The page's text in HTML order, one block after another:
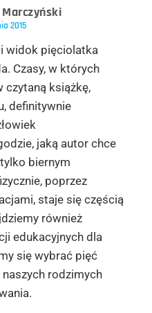
2015
widok pięciolatka
Czasy, w których
czytaną książkę,
definitywnie
jaką autor chce
biernym
poprzez
staje się częścią
również
edukacyjnych dla
się wybrać pięć
rodzimych